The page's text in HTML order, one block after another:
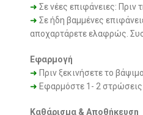
➜ Σε νέες επιφάνειες:
➜ Σε ήδη βαμμένες
αποχαρτάρετε ελαφρώς.
Εφαρμογή
➜ Πριν ξεκινήσετε το
➜ Eφαρμόστε 1- 2 στρώσεις
Καθάρισμα & Αποθήκευση